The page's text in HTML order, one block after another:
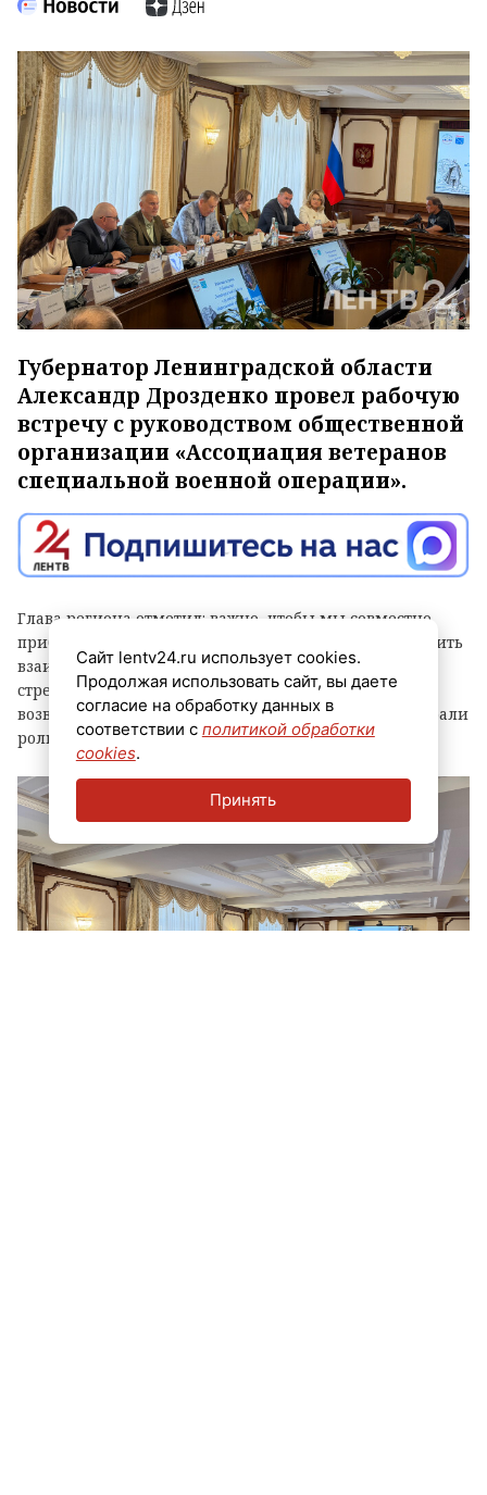
Губернатор Ленинградской области
Александр Дрозденко провел рабочую
встречу с руководством общественной
организации «Ассоциация ветеранов
специальной военной операции».
Глава региона отметил: важно, чтобы мы совместно
приближали победу, а для этого необходимо выстроить
взаимодействие всех институтов. Главная цель –
стремиться к тому, чтобы все ветераны СВО, которые
возвращаются в мирную жизнь, были активны и играли
роль в жизни Ленинградской области.
Сайт lentv24.ru использует cookies.
Продолжая использовать сайт, вы даете
согласие на обработку данных в
соответствии с политикой обработки
cookies.
Принять